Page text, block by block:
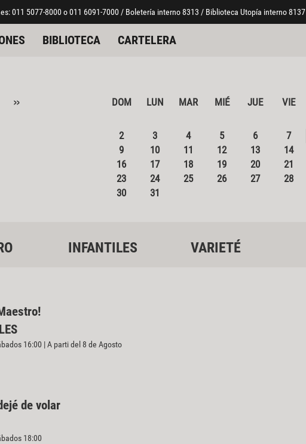
011 5077-8000 o 011 6091-7000 / Boletería interno 8313 / Biblioteca Utopía interno 8137
BIBLIOTECA CARTELERA
» DOM LUN MAR MIÉ JUE VIE
2
3 4 5 6 7
9
10 11 12 13 14
16
17 18 19 20 21
23
24 25 26 27 28
30
31
INFANTILES VARIETÉ
16:00 | A parti del 8 de Agosto
de volar
18:00